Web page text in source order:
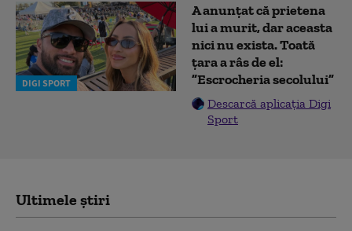
DIGI SPORT
A anunțat că prietena
lui a murit, dar aceasta
nici nu exista. Toată
țara a râs de el:
”Escrocheria secolului”
Descarcă aplicația Digi
Sport
Ultimele știri